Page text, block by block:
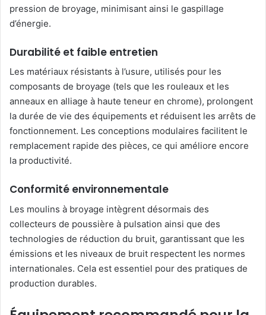
pression de broyage, minimisant ainsi le gaspillage
d’énergie.
Durabilité et faible entretien
Les matériaux résistants à l’usure, utilisés pour les
composants de broyage (tels que les rouleaux et les
anneaux en alliage à haute teneur en chrome), prolongent
la durée de vie des équipements et réduisent les arrêts de
fonctionnement. Les conceptions modulaires facilitent le
remplacement rapide des pièces, ce qui améliore encore
la productivité.
Conformité environnementale
Les moulins à broyage intègrent désormais des
collecteurs de poussière à pulsation ainsi que des
technologies de réduction du bruit, garantissant que les
émissions et les niveaux de bruit respectent les normes
internationales. Cela est essentiel pour des pratiques de
production durables.